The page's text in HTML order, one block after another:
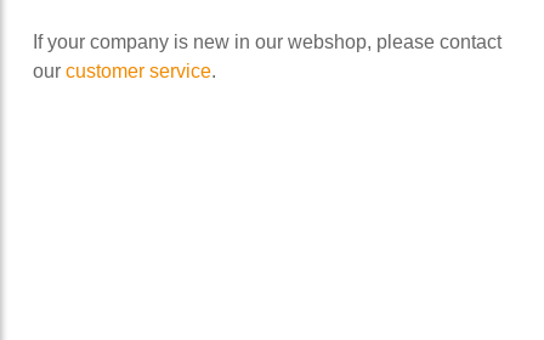
If your company is new in our webshop, please contact
our customer service.